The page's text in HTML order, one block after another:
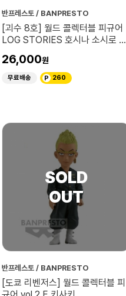
반프레스토 / BANPRESTO
[괴수 8호] 월드 콜렉터블 피규어
LOG STORIES 호시나 소시로 VS
26,000
무료배송 260
반프레스토 / BANPRESTO
[도쿄 리벤저스] 월드 콜렉터블 피